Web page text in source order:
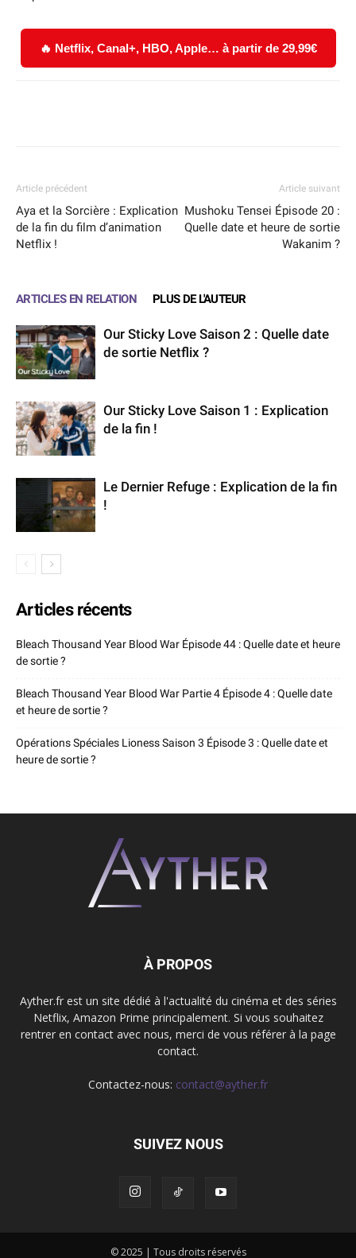
🔥 Netflix, Canal+, HBO, Apple… à partir de 29,99€
Article précédent
Aya et la Sorcière : Explication
de la fin du film d’animation
Netflix !
Article suivant
Mushoku Tensei Épisode 20 :
Quelle date et heure de sortie
Wakanim ?
ARTICLES EN RELATION PLUS DE L'AUTEUR
Our Sticky Love Saison 2 : Quelle date
de sortie Netflix ?
Our Sticky Love Saison 1 : Explication
de la fin !
Le Dernier Refuge : Explication de la fin
!
Articles récents
Bleach Thousand Year Blood War Épisode 44 : Quelle date et heure
de sortie ?
Bleach Thousand Year Blood War Partie 4 Épisode 4 : Quelle date
et heure de sortie ?
Opérations Spéciales Lioness Saison 3 Épisode 3 : Quelle date et
heure de sortie ?
À PROPOS
Ayther.fr est un site dédié à l'actualité du cinéma et des séries
Netflix, Amazon Prime principalement. Si vous souhaitez
rentrer en contact avec nous, merci de vous référer à la page
contact.
Contactez-nous: contact@ayther.fr
SUIVEZ NOUS
© 2025 | Tous droits réservés